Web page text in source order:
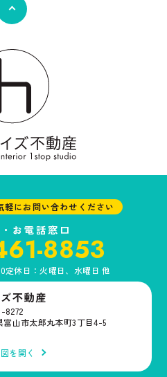
軽にお問い合わせください
お電話窓口
8853
定休日：火曜日、水曜日 他
不動産
8272
富山市太郎丸本町3丁目4-5
を開く